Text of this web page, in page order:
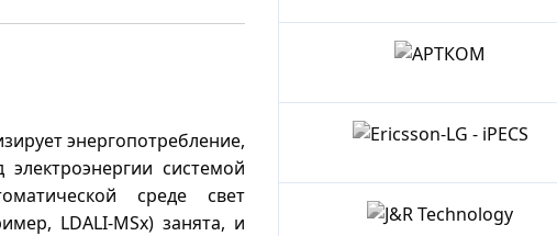
энергопотребление,
системой
среде свет
LDALI-MSx) занята, и
COPA-
DATA
АРТКОМ
Ericsson-
LG